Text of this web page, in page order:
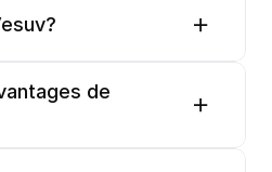
de